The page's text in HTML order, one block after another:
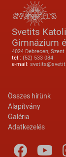
Svetits
Gimnázium
4024 Debrecen, Szent
tel.: (52) 533 084
e-mail:
Lábléc 2
Összes hírünk
Alapítvány
Galéria
Adatkezelés